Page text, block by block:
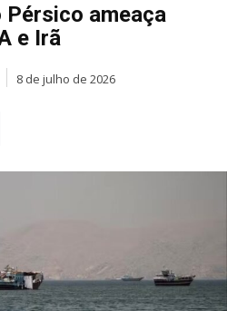
Pérsico ameaça
e Irã
8 de julho de 2026